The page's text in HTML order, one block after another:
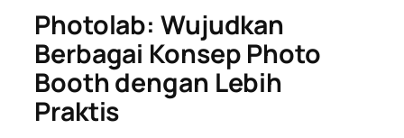
Photolab: Wujudkan
Berbagai Konsep Photo
Booth dengan Lebih
Praktis